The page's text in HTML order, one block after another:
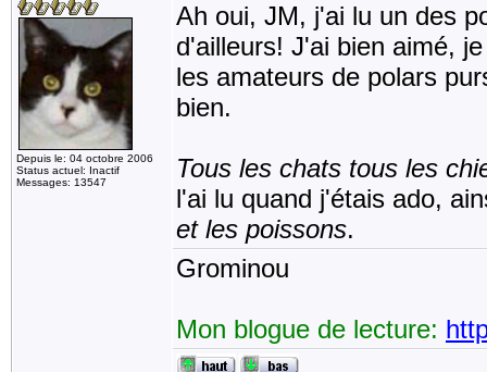
Depuis le: 04 octobre 2006
Status actuel: Inactif
Messages: 13547
Ah oui, JM, j'ai lu un des
d'ailleurs! J'ai bien aimé,
les amateurs de polars
bien.
Tous les chats tous les
l'ai lu quand j'étais ado,
et les poissons.
Grominou
Mon blogue de lecture: